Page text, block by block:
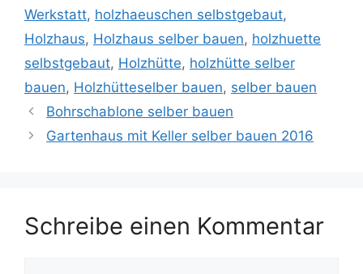
Werkstatt, holzhaeuschen selbstgebaut,
Holzhaus, Holzhaus selber bauen, holzhuette
selbstgebaut, Holzhütte, holzhütte selber
bauen, Holzhütteselber bauen, selber bauen
Bohrschablone selber bauen
Gartenhaus mit Keller selber bauen 2016
Schreibe einen Kommentar